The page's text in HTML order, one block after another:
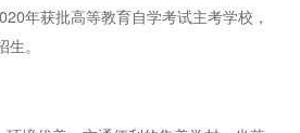
年获批高等教育自学考试主考学校，
。